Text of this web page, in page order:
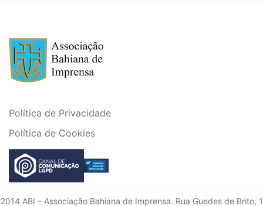
Política de Privacidade
Política de Cookies
2014 ABI – Associação Bahiana de Imprensa. Rua Guedes de Brito, 1